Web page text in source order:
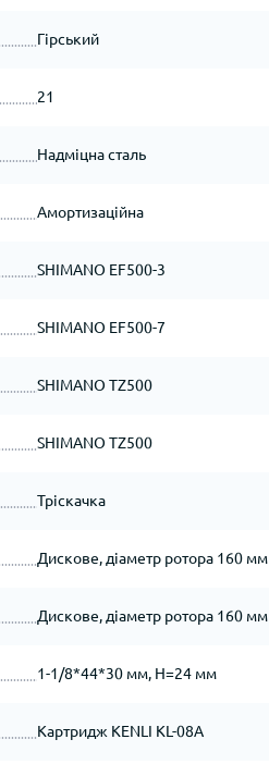
Гірський
21
Надміцна сталь
Амортизаційна
SHIMANO EF500-3
SHIMANO EF500-7
SHIMANO TZ500
SHIMANO TZ500
Тріскачка
Дискове, діаметр ротора 160 мм
Дискове, діаметр ротора 160 мм
1-1/8*44*30 мм, H=24 мм
Картридж KENLI KL-08A